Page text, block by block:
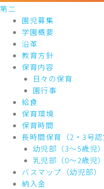
第二
園児募集
学園概要
沿革
教育方針
保育内容
日々の保育
園行事
給食
保育環境
保育時間
長時間保育（2・3号認
幼児部（3～5歳児）
乳児部（0～2歳児）
バスマップ（幼児部）
納入金